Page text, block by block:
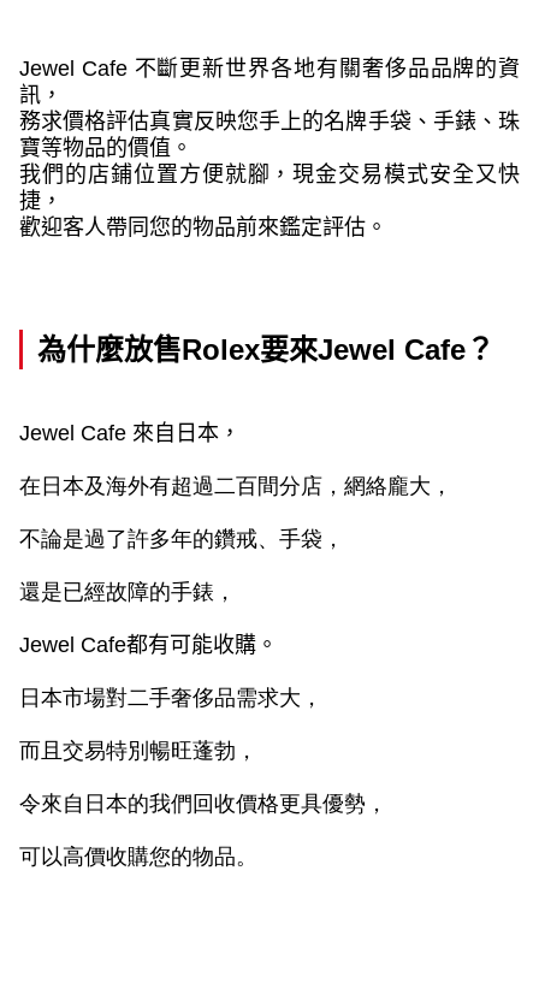
Jewel Cafe 不斷更新世界各地有關奢侈品品牌的資
訊，
務求價格評估真實反映您手上的名牌手袋、手錶、珠
寶等物品的價值。
我們的店鋪位置方便就腳，現金交易模式安全又快
捷，
歡迎客人帶同您的物品前來鑑定評估。
為什麼放售Rolex要來Jewel Cafe？
Jewel Cafe 來自日本，
在日本及海外有超過二百間分店，網絡龐大，
不論是過了許多年的鑽戒、手袋，
還是已經故障的手錶，
Jewel Cafe都有可能收購。
日本市場對二手奢侈品需求大，
而且交易特別暢旺蓬勃，
令來自日本的我們回收價格更具優勢，
可以高價收購您的物品。